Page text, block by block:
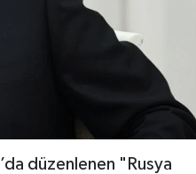
düzenlenen "Rusya